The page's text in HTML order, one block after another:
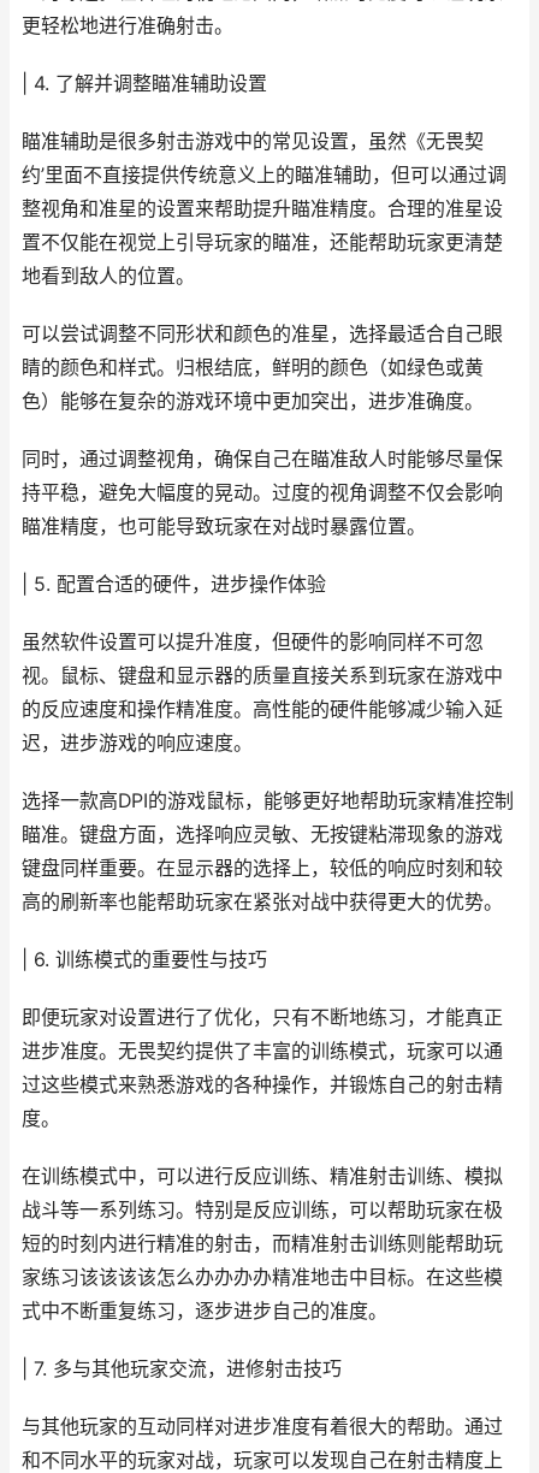
更轻松地进行准确射击。
| 4. 了解并调整瞄准辅助设置
瞄准辅助是很多射击游戏中的常见设置，虽然《无畏契
约’里面不直接提供传统意义上的瞄准辅助，但可以通过调
整视角和准星的设置来帮助提升瞄准精度。合理的准星设
置不仅能在视觉上引导玩家的瞄准，还能帮助玩家更清楚
地看到敌人的位置。
可以尝试调整不同形状和颜色的准星，选择最适合自己眼
睛的颜色和样式。归根结底，鲜明的颜色（如绿色或黄
色）能够在复杂的游戏环境中更加突出，进步准确度。
同时，通过调整视角，确保自己在瞄准敌人时能够尽量保
持平稳，避免大幅度的晃动。过度的视角调整不仅会影响
瞄准精度，也可能导致玩家在对战时暴露位置。
| 5. 配置合适的硬件，进步操作体验
虽然软件设置可以提升准度，但硬件的影响同样不可忽
视。鼠标、键盘和显示器的质量直接关系到玩家在游戏中
的反应速度和操作精准度。高性能的硬件能够减少输入延
迟，进步游戏的响应速度。
选择一款高DPI的游戏鼠标，能够更好地帮助玩家精准控制
瞄准。键盘方面，选择响应灵敏、无按键粘滞现象的游戏
键盘同样重要。在显示器的选择上，较低的响应时刻和较
高的刷新率也能帮助玩家在紧张对战中获得更大的优势。
| 6. 训练模式的重要性与技巧
即便玩家对设置进行了优化，只有不断地练习，才能真正
进步准度。无畏契约提供了丰富的训练模式，玩家可以通
过这些模式来熟悉游戏的各种操作，并锻炼自己的射击精
度。
在训练模式中，可以进行反应训练、精准射击训练、模拟
战斗等一系列练习。特别是反应训练，可以帮助玩家在极
短的时刻内进行精准的射击，而精准射击训练则能帮助玩
家练习该该该该怎么办办办办精准地击中目标。在这些模
式中不断重复练习，逐步进步自己的准度。
| 7. 多与其他玩家交流，进修射击技巧
与其他玩家的互动同样对进步准度有着很大的帮助。通过
和不同水平的玩家对战，玩家可以发现自己在射击精度上